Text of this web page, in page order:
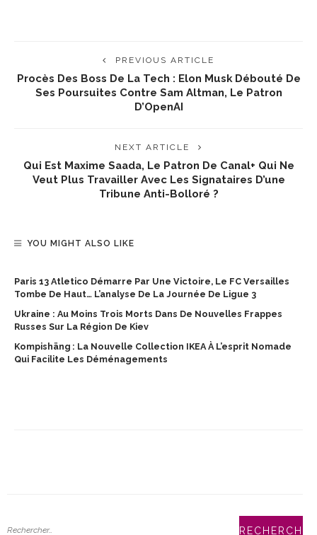
PREVIOUS ARTICLE
Procès Des Boss De La Tech : Elon Musk Débouté De
Ses Poursuites Contre Sam Altman, Le Patron
D’OpenAI
NEXT ARTICLE
Qui Est Maxime Saada, Le Patron De Canal+ Qui Ne
Veut Plus Travailler Avec Les Signataires D’une
Tribune Anti-Bolloré ?
YOU MIGHT ALSO LIKE
Paris 13 Atletico Démarre Par Une Victoire, Le FC Versailles
Tombe De Haut… L’analyse De La Journée De Ligue 3
Ukraine : Au Moins Trois Morts Dans De Nouvelles Frappes
Russes Sur La Région De Kiev
Kompishäng : La Nouvelle Collection IKEA À L’esprit Nomade
Qui Facilite Les Déménagements